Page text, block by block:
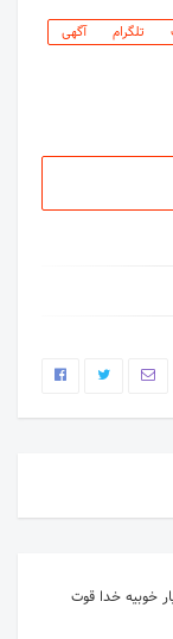
تلگرام آگهی
خوبیه خدا قوت